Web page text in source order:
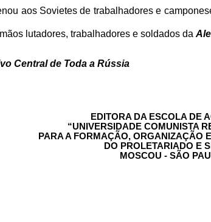
aos Sovietes de trabalhadores e
lutadores, trabalhadores e soldados da
Central de Toda a Rússia
EDITORA DA ESCOLA DE
“UNIVERSIDADE COMUNISTA
PARA A FORMAÇÃO, ORGANIZAÇÃO
DO PROLETARIADO E
MOSCOU - SÃO